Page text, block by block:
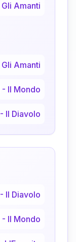
Gli Amanti
Gli Amanti
- Il Mondo
- Il Diavolo
- Il Diavolo
- Il Mondo